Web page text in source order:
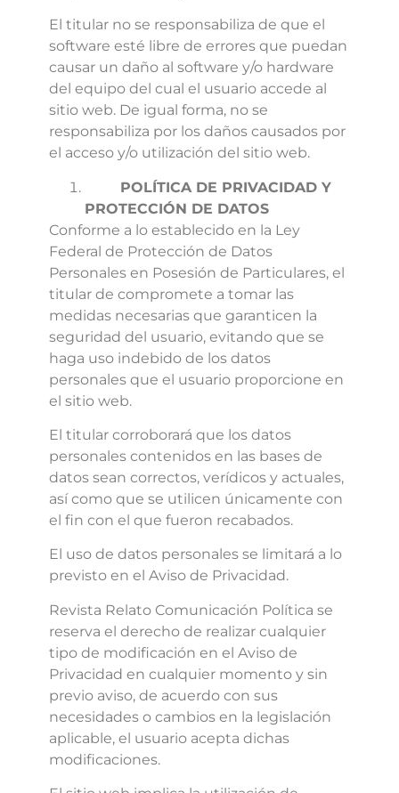
El titular no se responsabiliza de que el
software esté libre de errores que puedan
causar un daño al software y/o hardware
del equipo del cual el usuario accede al
sitio web. De igual forma, no se
responsabiliza por los daños causados por
el acceso y/o utilización del sitio web.
POLÍTICA DE PRIVACIDAD Y
PROTECCIÓN DE DATOS
Conforme a lo establecido en la Ley
Federal de Protección de Datos
Personales en Posesión de Particulares, el
titular de compromete a tomar las
medidas necesarias que garanticen la
seguridad del usuario, evitando que se
haga uso indebido de los datos
personales que el usuario proporcione en
el sitio web.
El titular corroborará que los datos
personales contenidos en las bases de
datos sean correctos, verídicos y actuales,
así como que se utilicen únicamente con
el fin con el que fueron recabados.
El uso de datos personales se limitará a lo
previsto en el Aviso de Privacidad.
Revista Relato Comunicación Política se
reserva el derecho de realizar cualquier
tipo de modificación en el Aviso de
Privacidad en cualquier momento y sin
previo aviso, de acuerdo con sus
necesidades o cambios en la legislación
aplicable, el usuario acepta dichas
modificaciones.